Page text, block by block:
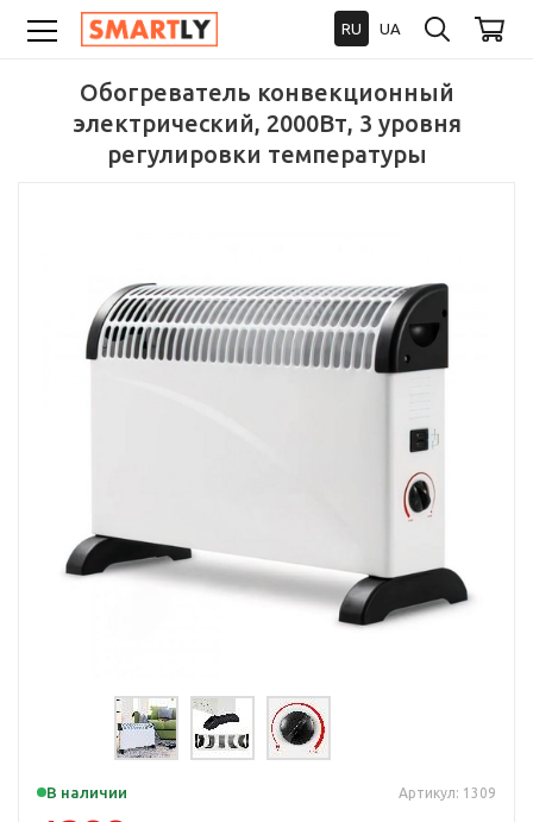
RU UA
Обогреватель конвекционный
электрический, 2000Вт, 3 уровня
регулировки температуры
В наличии Артикул: 1309